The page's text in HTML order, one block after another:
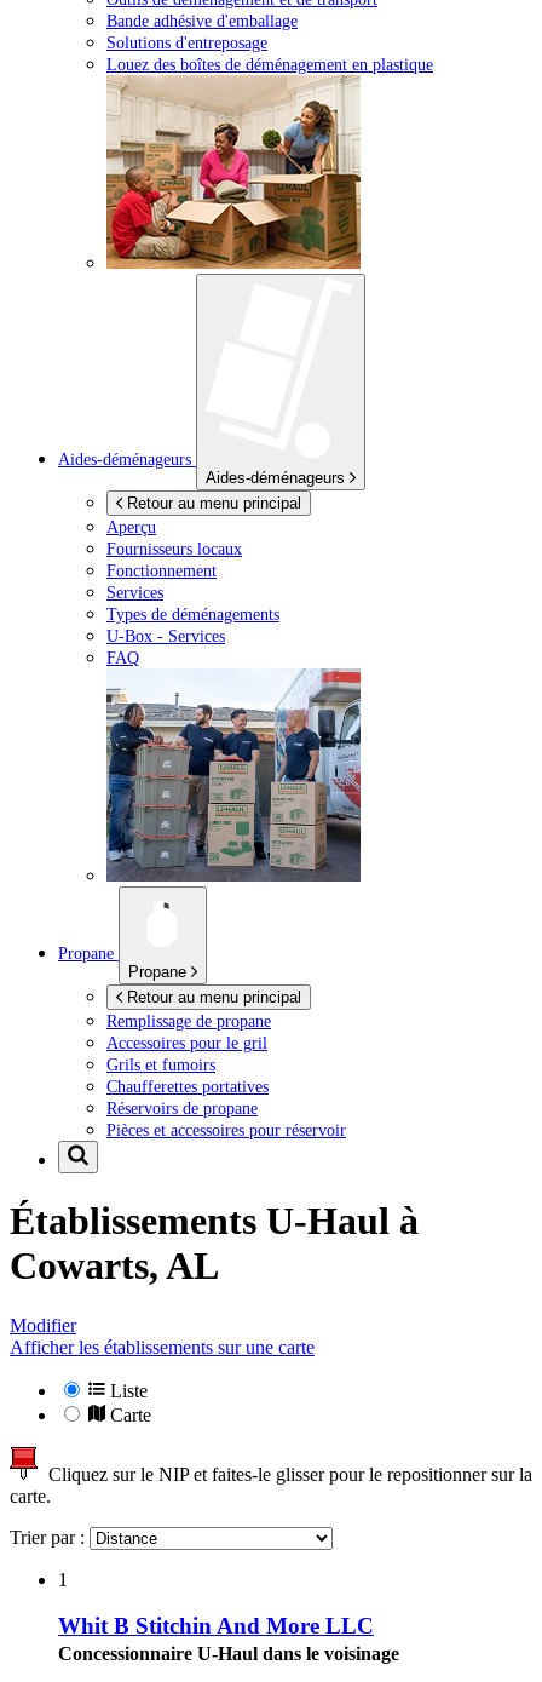
Bande adhésive d'emballage
Solutions d'entreposage
Louez des boîtes de déménagement en plastique
Aides-déménageurs
Aides-déménageurs
Retour au menu principal
Aperçu
Fournisseurs locaux
Fonctionnement
Services
Types de déménagements
U-Box - Services
FAQ
Propane
Propane
Retour au menu principal
Remplissage de propane
Accessoires pour le gril
Grils et fumoirs
Chaufferettes portatives
Réservoirs de propane
Pièces et accessoires pour réservoir
Établissements U-Haul à
Cowarts, AL
Modifier
Afficher les établissements sur une carte
Liste
Carte
Cliquez sur le NIP et faites-le glisser pour le repositionner sur la
carte.
Trier par :
1
Whit B Stitchin And More LLC
Concessionnaire U-Haul dans le voisinage